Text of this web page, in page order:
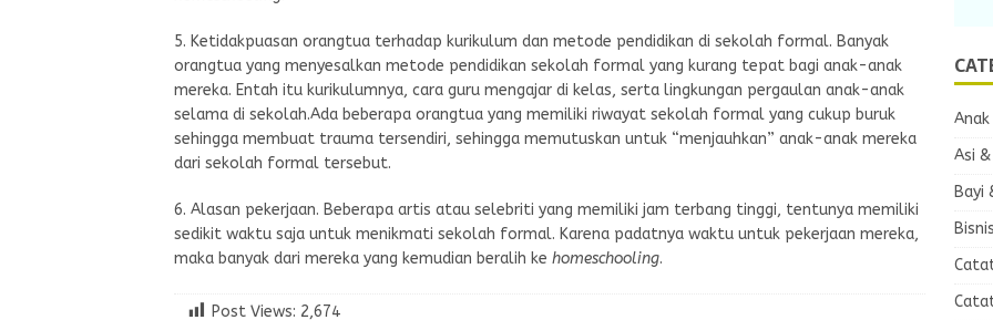
5. Ketidakpuasan orangtua terhadap kurikulum dan metode pendidikan di sekolah formal. Banyak
orangtua yang menyesalkan metode pendidikan sekolah formal yang kurang tepat bagi anak-anak
mereka. Entah itu kurikulumnya, cara guru mengajar di kelas, serta lingkungan pergaulan anak-anak
selama di sekolah.Ada beberapa orangtua yang memiliki riwayat sekolah formal yang cukup buruk
sehingga membuat trauma tersendiri, sehingga memutuskan untuk “menjauhkan” anak-anak mereka
dari sekolah formal tersebut.
6. Alasan pekerjaan. Beberapa artis atau selebriti yang memiliki jam terbang tinggi, tentunya memiliki
sedikit waktu saja untuk menikmati sekolah formal. Karena padatnya waktu untuk pekerjaan mereka,
maka banyak dari mereka yang kemudian beralih ke homeschooling.
Post Views: 2,674
Asi
Bayi